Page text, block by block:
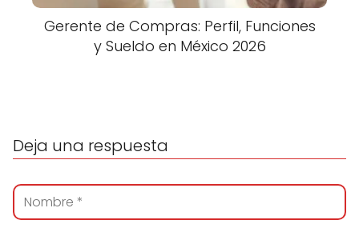
Gerente de Compras: Perfil, Funciones
y Sueldo en México 2026
Deja una respuesta